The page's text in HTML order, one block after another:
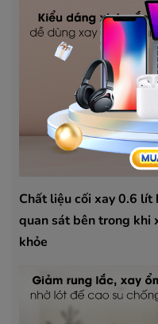
Chất liệu cối xay 0.6
quan sát bên trong khi
khỏe